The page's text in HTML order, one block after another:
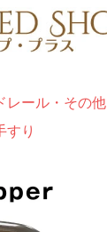
レール・その他
すり